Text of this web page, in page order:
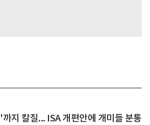
지 칼질... ISA 개편안에 개미들 분통